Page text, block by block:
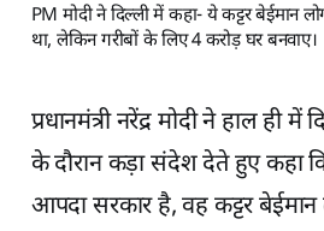
PM मोदी ने दिल्ली में कहा- ये कट्टर बेईमान
था, लेकिन गरीबों के लिए 4 करोड़ घर बनवाए।
प्रधानमंत्री नरेंद्र मोदी ने हाल ही में
के दौरान कड़ा संदेश देते हुए कहा
आपदा सरकार है, वह कट्टर बेईमान